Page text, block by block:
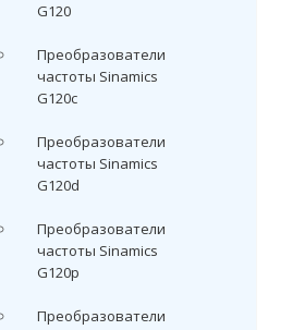
G120
Преобразователи
частоты Sinamics
G120c
Преобразователи
частоты Sinamics
G120d
Преобразователи
частоты Sinamics
G120p
Преобразователи